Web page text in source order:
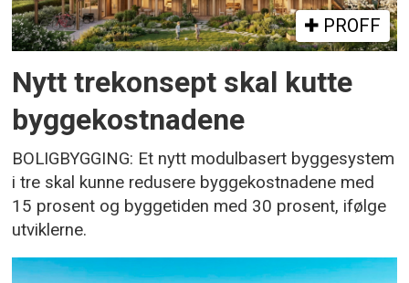
PROFF
Nytt trekonsept skal kutte
byggekostnadene
BOLIGBYGGING: Et nytt modulbasert byggesystem
i tre skal kunne redusere byggekostnadene med
15 prosent og byggetiden med 30 prosent, ifølge
utviklerne.